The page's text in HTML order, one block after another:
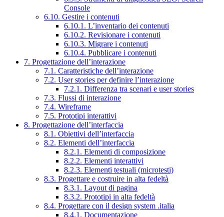
Console
6.10. Gestire i contenuti
6.10.1. L’inventario dei contenuti
6.10.2. Revisionare i contenuti
6.10.3. Migrare i contenuti
6.10.4. Pubblicare i contenuti
7. Progettazione dell’interazione
7.1. Caratteristiche dell’interazione
7.2. User stories per definire l’interazione
7.2.1. Differenza tra scenari e user stories
7.3. Flussi di interazione
7.4. Wireframe
7.5. Prototipi interattivi
8. Progettazione dell’interfaccia
8.1. Obiettivi dell’interfaccia
8.2. Elementi dell’interfaccia
8.2.1. Elementi di composizione
8.2.2. Elementi interattivi
8.2.3. Elementi testuali (microtesti)
8.3. Progettare e costruire in alta fedeltà
8.3.1. Layout di pagina
8.3.2. Prototipi in alta fedeltà
8.4. Progettare con il design system .italia
8.4.1. Documentazione